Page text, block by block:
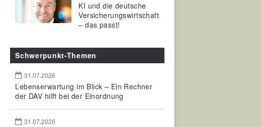
KI und die deutsche
Versicherungswirtschaft
– das passt!
Schwerpunkt-Themen
31.07.2026
Lebenserwartung im Blick – Ein Rechner
der DAV hilft bei der Einordnung
31.07.2026